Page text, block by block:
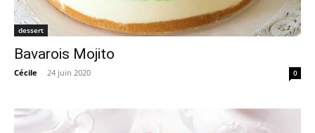
dessert
Bavarois Mojito
Cécile - 24 juin 2020 0